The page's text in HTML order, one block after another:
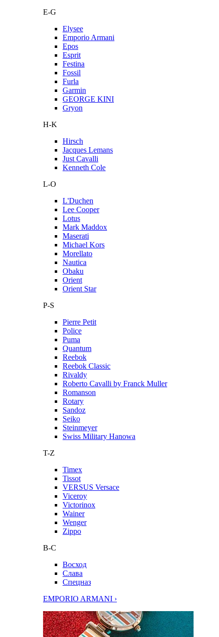
E-G
Elysee
Emporio Armani
Epos
Esprit
Festina
Fossil
Furla
Garmin
GEORGE KINI
Gryon
H-K
Hirsch
Jacques Lemans
Just Cavalli
Kenneth Cole
L-O
L'Duchen
Lee Cooper
Lotus
Mark Maddox
Maserati
Michael Kors
Morellato
Nautica
Obaku
Orient
Orient Star
P-S
Pierre Petit
Police
Puma
Quantum
Reebok
Reebok Classic
Rivaldy
Roberto Cavalli by Franck Muller
Romanson
Rotary
Sandoz
Seiko
Steinmeyer
Swiss Military Hanowa
T-Z
Timex
Tissot
VERSUS Versace
Viceroy
Victorinox
Wainer
Wenger
Zippo
В-С
Восход
Слава
Спецназ
EMPORIO ARMANI ›